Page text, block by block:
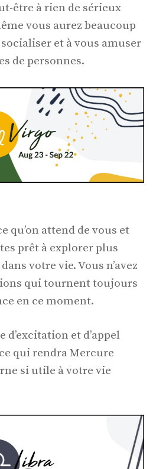
être à rien de sérieux
vous aurez beaucoup
et à vous amuser
de personnes.
qu’on attend de vous et
prêt à explorer plus
votre vie. Vous n’avez
qui tournent toujours
en ce moment.
et d’appel
qui rendra Mercure
si utile à votre vie